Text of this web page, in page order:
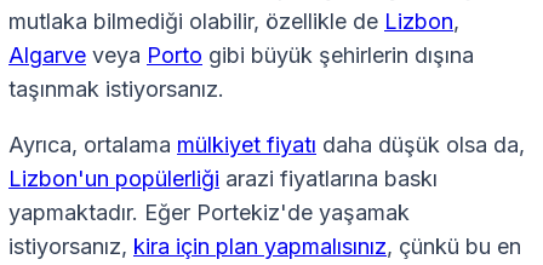
mutlaka bilmediği olabilir, özellikle de Lizbon,
Algarve veya Porto gibi büyük şehirlerin dışına
taşınmak istiyorsanız.
Ayrıca, ortalama mülkiyet fiyatı daha düşük olsa da,
Lizbon'un popülerliği arazi fiyatlarına baskı
yapmaktadır. Eğer Portekiz'de yaşamak
istiyorsanız, kira için plan yapmalısınız, çünkü bu en